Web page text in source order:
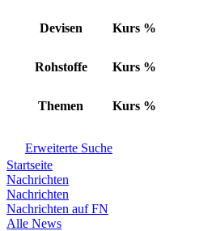
Devisen Kurs %
Rohstoffe Kurs %
Themen Kurs %
Erweiterte Suche
Startseite
Nachrichten
Nachrichten
Nachrichten auf FN
Alle News